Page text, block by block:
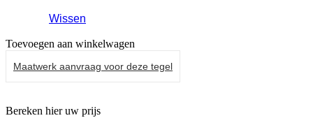
Wissen
Toevoegen aan winkelwagen
Maatwerk aanvraag voor deze tegel
Bereken hier uw prijs